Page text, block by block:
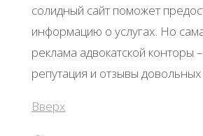
солидный сайт поможет
информацию о услугах. Но
реклама адвокатской конторы
репутация и отзывы довольных
Вверх